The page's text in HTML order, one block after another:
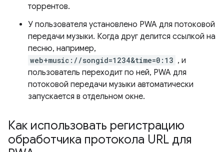
торрентов.
У пользователя установлено PWA для потоковой
передачи музыки. Когда друг делится ссылкой на
песню, например,
web+music://songid=1234&time=0:13 , и
пользователь переходит по ней, PWA для
потоковой передачи музыки автоматически
запускается в отдельном окне.
Как использовать регистрацию
обработчика протокола URL для